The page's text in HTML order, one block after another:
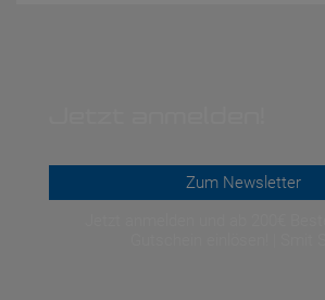
Zum Newsletter